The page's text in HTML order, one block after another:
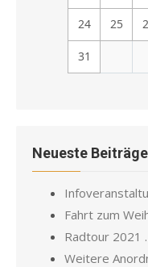
24 25
31
Neueste Beiträge
Fahrt zum
Radtour 2021
Weitere